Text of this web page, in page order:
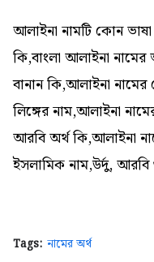
আলাইনা নামটি কোন
কি,বাংলা আলাইনা
বানান কি,আলাইনা
লিঙ্গের নাম,আলাইনা
আরবি অর্থ কি,আলাইনা
ইসলামিক নাম,উর্দু, আরবি
Tags: নামের অর্থ